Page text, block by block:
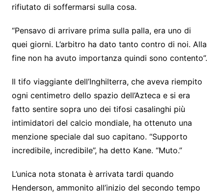
rifiutato di soffermarsi sulla cosa.
“Pensavo di arrivare prima sulla palla, era uno di
quei giorni. L’arbitro ha dato tanto contro di noi. Alla
fine non ha avuto importanza quindi sono contento”.
Il tifo viaggiante dell’Inghilterra, che aveva riempito
ogni centimetro dello spazio dell’Azteca e si era
fatto sentire sopra uno dei tifosi casalinghi più
intimidatori del calcio mondiale, ha ottenuto una
menzione speciale dal suo capitano. “Supporto
incredibile, incredibile”, ha detto Kane. “Muto.”
L’unica nota stonata è arrivata tardi quando
Henderson, ammonito all’inizio del secondo tempo